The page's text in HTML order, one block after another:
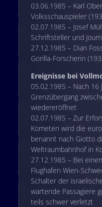
03.06.1985 – Karl
Volksschauspieler
02.07.1985 – Josef
Schriftsteller und
27.12.1985 – Dian
Gorilla-Forscherin
Ereignisse bei
05.02.1985 – Nach 16
Grenzübergang
wiedereröffnet
02.07.1985 – Zur
Kometen wird die
benannt nach Giotto
Weltraumbahnhof in
27.12.1985 – Bei
Flughafen Wien-
Schalter der
wartende Passagiere
teils schwer verletzt